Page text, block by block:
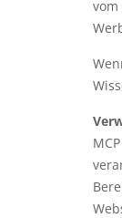
vom